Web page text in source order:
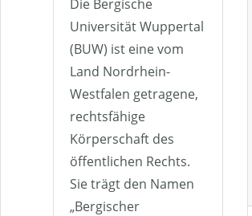
Die Bergische
Universität Wuppertal
(BUW) ist eine vom
Land Nordrhein-
Westfalen getragene,
rechtsfähige
Körperschaft des
öffentlichen Rechts.
Sie trägt den Namen
„Bergischer